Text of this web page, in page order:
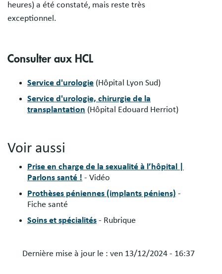
heures) a été constaté, mais reste très
exceptionnel.
Consulter aux HCL
Service d'urologie (Hôpital Lyon Sud)
Service d'urologie, chirurgie de la
transplantation (Hôpital Edouard Herriot)
Voir aussi
Prise en charge de la sexualité à l’hôpital |
Parlons santé ! - Vidéo
Prothèses péniennes (implants péniens) -
Fiche santé
Soins et spécialités - Rubrique
Dernière mise à jour le : ven 13/12/2024 - 16:37